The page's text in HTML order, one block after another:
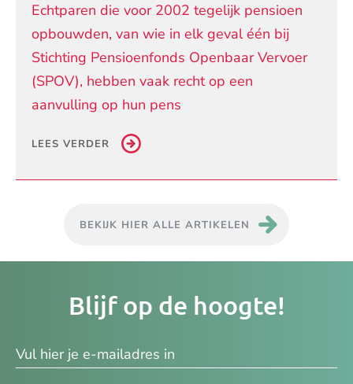
Echtparen die voor 2002 tegelijk pensioen
opbouwden, van wie in elk geval één bij
Stichting Pensioenfonds Openbaar Vervoer
(SPOV), hebben vaak recht op een
aanvulling op hun pens
LEES VERDER
BEKIJK HIER ALLE ARTIKELEN
Blijf op de hoogte!